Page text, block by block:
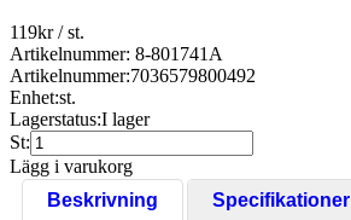
119kr/ st.
Artikelnummer: 8-801741A
Artikelnummer:7036579800492
Enhet:st.
Lagerstatus:I lager
St:
Lägg i varukorg
Beskrivning
Specifikationer